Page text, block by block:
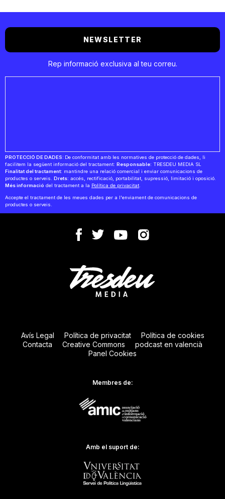
NEWSLETTER
Rep informació exclusiva al teu correu.
PROTECCIÓ DE DADES: De conformitat amb les normatives de protecció de dades, li
facilitem la següent informació del tractament: Responsable: TRESDEU MEDIA SL
Finalitat del tractament: mantindre una relació comercial i enviar comunicacions de
productes o serveis. Drets: accés, rectificació, portabilitat, supressió, limitació i oposició.
Més informació del tractament a la Política de privacitat
Accepte el tractament de les meues dades per a l'enviament de comunicacions de
productes o serveis.
Avís Legal Política de privacitat
Política de cookies
Contacta
Creative Commons
podcast en valencià
Panel Cookies
Membres de:
Amb el suport de: